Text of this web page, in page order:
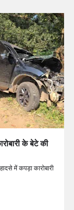
के बेटे की
में कपड़ा कारोबारी